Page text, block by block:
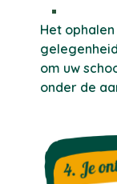
Het
om uw
onder de